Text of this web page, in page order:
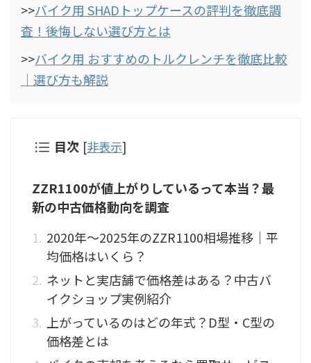
>>バイク用 SHADトップケースの評判を徹底調
査！後悔しない選び方とは
>>バイク用 おすすめのトルクレンチを徹底比較
｜選び方も解説
目次 [非表示]
ZZR1100が値上がりしているって本当？最
新の中古価格動向を調査
2020年〜2025年のZZR1100相場推移｜平
均価格はいくら？
ネットと実店舗で価格差はある？中古バ
イクショップ実例紹介
上がっているのはどの年式？D型・C型の
価格差とは